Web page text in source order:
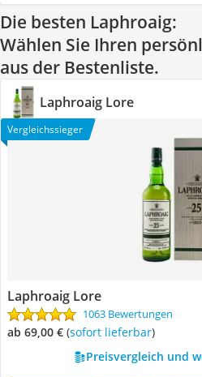
Die besten Laphroaig:
Wählen Sie Ihren
aus der Bestenliste.
Laphroaig Lore
Vergleichssieger
Laphroaig Lore
1063 Bewertungen
ab 69,00 € ( Sofort lieferbar)
Preisvergleich und